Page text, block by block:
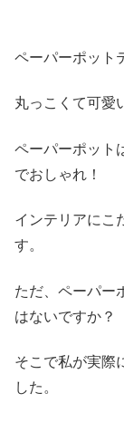
ペーパーポット
丸っこくて可愛
ペーパーポット
でおしゃれ！
インテリアにこ
す。
ただ、ペーパー
はないですか？
そこで私が実際
した。